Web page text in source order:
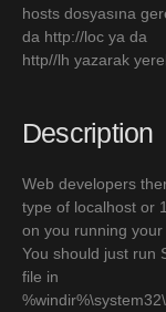
hosts dosyasına
da http://loc ya da
http//lh yazarak
Description
Web developers
type of localhost or
on you running
You should just run
file in